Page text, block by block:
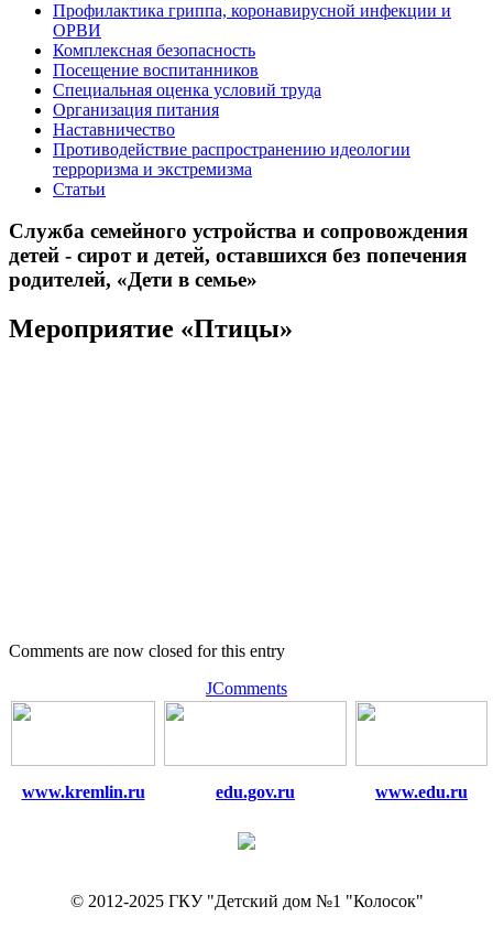
Профилактика гриппа, коронавирусной инфекции и
ОРВИ
Комплексная безопасность
Посещение воспитанников
Специальная оценка условий труда
Организация питания
Наставничество
Противодействие распространению идеологии
терроризма и экстремизма
Статьи
Служба семейного устройства и сопровождения
детей - сирот и детей, оставшихся без попечения
родителей, «Дети в семье»
Мероприятие «Птицы»
Comments are now closed for this entry
JComments
www.kremlin.ru edu.gov.ru www.edu.ru
© 2012-2025 ГКУ "Детский дом №1 "Колосок"